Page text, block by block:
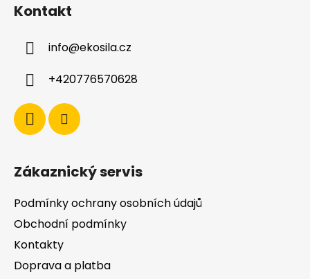
Kontakt
info@ekosila.cz
+420776570628
Zákaznický servis
Podmínky ochrany osobních údajů
Obchodní podmínky
Kontakty
Doprava a platba